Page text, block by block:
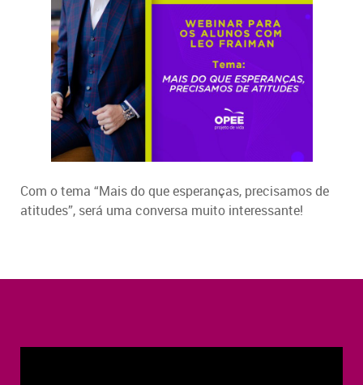
Com o tema “Mais do que esperanças, precisamos de
atitudes”, será uma conversa muito interessante!